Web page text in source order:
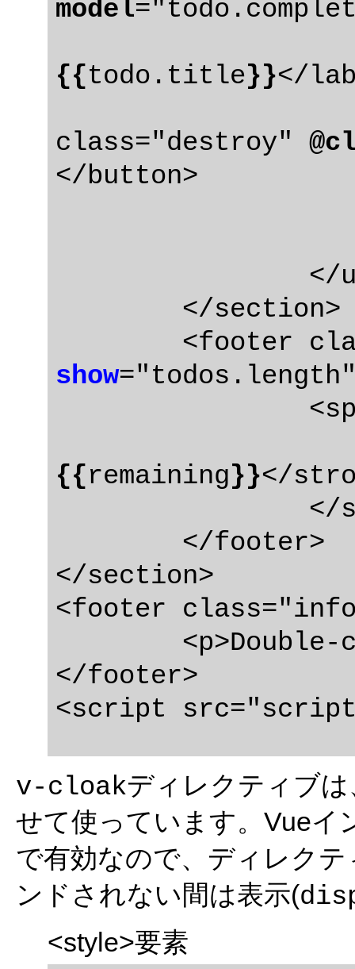
model
{{todo.title}}</
class="destroy"
</button>
<footer
show
{{remaining}}</
</section>
<footer
</footer>
v-cloakディレクティブ
せて使っています。Vueイ
で有効なので、ディレク
ンドされない間は表示(
<style>要素